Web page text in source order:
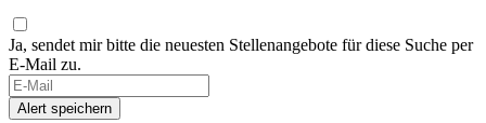
Ja, sendet mir bitte die neuesten Stellenangebote für diese Suche per
E-Mail zu.
Alert speichern